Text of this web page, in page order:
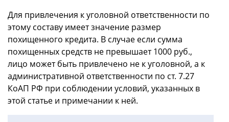
Для привлечения к уголовной ответственности по
этому составу имеет значение размер
похищенного кредита. В случае если сумма
похищенных средств не превышает 1000 руб.,
лицо может быть привлечено не к уголовной, а к
административной ответственности по ст. 7.27
КоАП РФ при соблюдении условий, указанных в
этой статье и примечании к ней.